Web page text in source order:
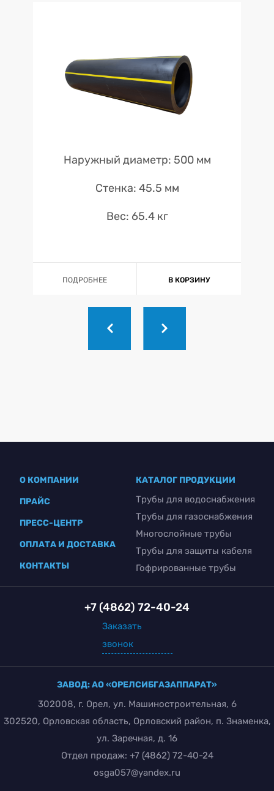
Наружный диаметр: 500 мм
Стенка: 45.5 мм
Вес: 65.4 кг
ПОДРОБНЕЕ В КОРЗИНУ
О КОМПАНИИ
ПРАЙС
ПРЕСС-ЦЕНТР
ОПЛАТА И ДОСТАВКА
КОНТАКТЫ
КАТАЛОГ ПРОДУКЦИИ
Трубы для водоснабжения
Трубы для газоснабжения
Многослойные трубы
Трубы для защиты кабеля
Гофрированные трубы
ЗАВОД: АО «ОРЕЛСИБГАЗАППАРАТ»
302008, г. Орел, ул. Машиностроительная, 6
302520, Орловская область, Орловский район, п. Знаменка,
ул. Заречная, д. 16
Отдел продаж: +7 (4862) 72-40-24
osga057@yandex.ru
+7 (4862) 72-40-24
Заказать
звонок